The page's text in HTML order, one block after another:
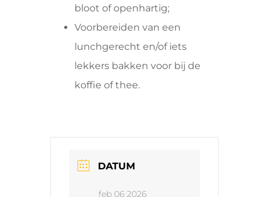
bloot of openhartig;
Voorbereiden van een
lunchgerecht en/of iets
lekkers bakken voor bij de
koffie of thee.
DATUM
feb 06 2026